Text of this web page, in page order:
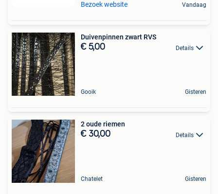
Bezoek website Vandaag
Duivenpinnen zwart RVS
€ 5,00 Details
Gooik Gisteren
2 oude riemen
€ 30,00 Details
Chatelet Gisteren